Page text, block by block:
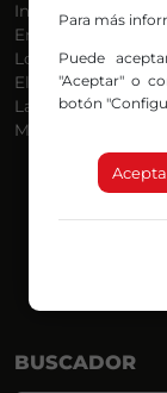
Informativos
En Ruta
Locos por la
El
La Mañana de
Más Madrugada
BUSCADOR
Para más
Puede
"Aceptar" o
botón